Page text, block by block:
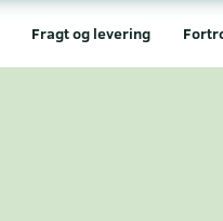
Fragt og levering